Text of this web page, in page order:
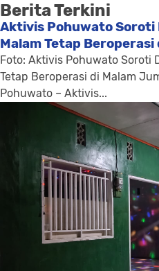
Berita Terkini
Aktivis Pohuwato Soroti
Malam Tetap
Foto: Aktivis Pohuwato Soroti
Tetap Beroperasi di Malam
Pohuwato – Aktivis...